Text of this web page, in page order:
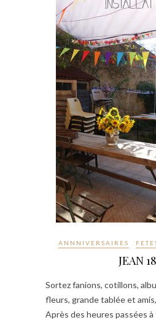
ANNNIVERSAIRES
JEAN 18
Sortez fanions, cotillons,
fleurs, grande tablée et
Après des heures passées